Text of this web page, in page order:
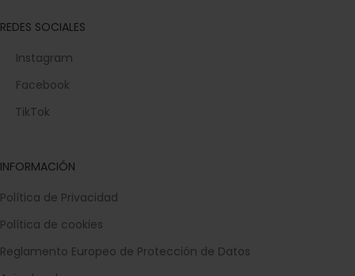
REDES SOCIALES
Instagram
Facebook
TikTok
INFORMACIÓN
Política de Privacidad
Política de cookies
Reglamento Europeo de Protección de Datos